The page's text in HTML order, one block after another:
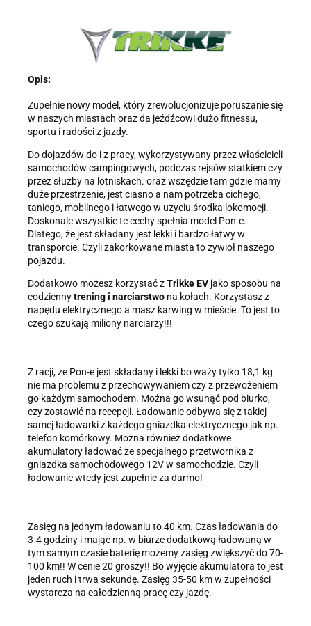
Klaczkowski prowadzący działalność gospodarczą pod firmą:
TROPS Damian Skiba-Klaczkowski, Szarotkowa 4/5, 35-604
Rzeszów, NIP: 8133349786. Zgoda jest dobrowolna, ale
wycofana, kontaktując się z administratorem, np. przez e-mail:
Dane będą przechowywane do czasu udzielenia odpowiedzi na
zapytanie lub cofnięcia zgody. Osobie, której dane dotyczą,
przysługuje prawo dostępu do swoich danych, ich sprostowania,
przetwarzania, a także prawo wniesienia skargi do Prezesa
Urzędu Ochrony Danych Osobowych.
Opis:
Zupełnie nowy model, który zrewolucjonizuje poruszanie się
w naszych miastach oraz da jeźdźcowi dużo fitnessu,
sportu i radości z jazdy.
Do dojazdów do i z pracy, wykorzystywany przez właścicieli
samochodów campingowych, podczas rejsów statkiem czy
przez służby na lotniskach. oraz wszędzie tam gdzie mamy
duże przestrzenie, jest ciasno a nam potrzeba cichego,
taniego, mobilnego i łatwego w użyciu środka lokomocji.
Doskonale wszystkie te cechy spełnia model Pon-e.
Dlatego, że jest składany jest lekki i bardzo łatwy w
transporcie. Czyli zakorkowane miasta to żywioł naszego
pojazdu.
Dodatkowo możesz korzystać zTrikke EV jako sposobu na
codziennytrening i narciarstwo na kołach. Korzystasz z
napędu elektrycznego a masz karwing w mieście. To jest to
czego szukają miliony narciarzy!!!
Z racji, że Pon-e jest składany i lekki bo waży tylko 18,1 kg
nie ma problemu z przechowywaniem czy z przewożeniem
go każdym samochodem. Można go wsunąć pod biurko,
czy zostawić na recepcji. Ładowanie odbywa się z takiej
samej ładowarki z każdego gniazdka elektrycznego jak np.
telefon komórkowy. Można również dodatkowe
akumulatory ładować ze specjalnego przetwornika z
gniazdka samochodowego 12V w samochodzie. Czyli
ładowanie wtedy jest zupełnie za darmo!
Zasięg na jednym ładowaniu to 40 km. Czas ładowania do
3-4 godziny i mając np. w biurze dodatkową ładowaną w
tym samym czasie baterię możemy zasięg zwiększyć do 70-
100 km!! W cenie 20 groszy!! Bo wyjęcie akumulatora to jest
jeden ruch i trwa sekundę. Zasięg 35-50 km w zupełności
wystarcza na całodzienną pracę czy jazdę.